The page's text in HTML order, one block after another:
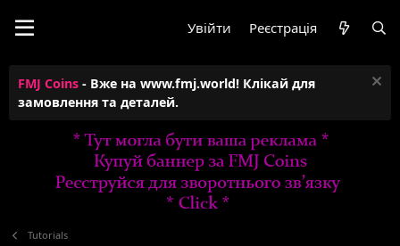
Увійти Реєстрація
FMJ Coins - Вже на www.fmj.world! Клікай для
замовлення та деталей.
Tutorials